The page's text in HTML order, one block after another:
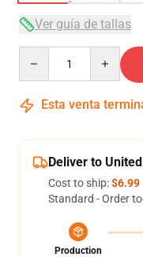
Ver guía de tallas
Esta venta
Deliver to
Cost to ship:$6.99
Standard - Order
Production